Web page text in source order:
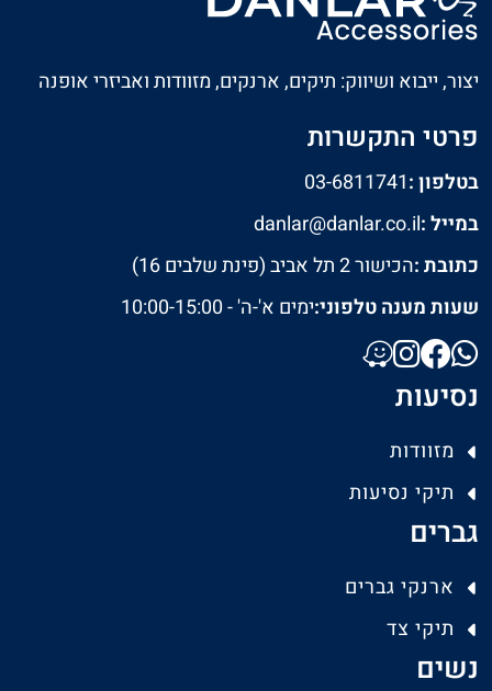
יצור, ייבוא ושיווק: תיקים, ארנקים, מזוודות ואביזרי אופנה
פרטי התקשרות
בטלפון :03-6811741
במייל :danlar@danlar.co.il
כתובת :הכישור 2 תל אביב (פינת שלבים 16)
שעות מענה טלפוני:ימים א'-ה' - 10:00-15:00
נסיעות
מזוודות
תיקי נסיעות
גברים
ארנקי גברים
תיקי צד
נשים